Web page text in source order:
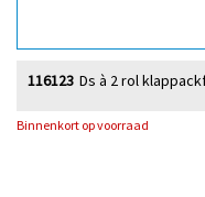
Ds à 2 rol
116123
Binnenkort op voorraad